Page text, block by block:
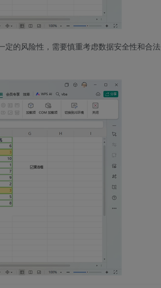
定的风险性，需要慎重考虑数据安全性和合法